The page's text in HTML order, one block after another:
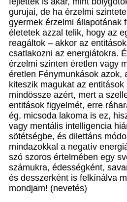
gurujai, de ha érzelmi
gyermek érzelmi állapotának
életetek azzal telik, hogy az
reagáltok – akkor az
csatlakozni az energiátokra.
érzelmi szinten éretlen vagy
éretlen Fénymunkások azok,
kiteszik magukat az
mindössze azért, mert a
entitások figyelmét, erre
ég, micsoda lakoma is ez,
vagy mentális intelligencia
sötétségbe, és dilettáns
mindazokkal a negatív
szó szoros értelmében egy
számukra, édességként,
és desszerként is felkínálva
mondjam! (nevetés)